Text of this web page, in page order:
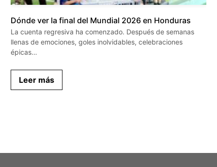
Dónde ver la final del Mundial 2026 en Honduras
La cuenta regresiva ha comenzado. Después de semanas
llenas de emociones, goles inolvidables, celebraciones
épicas…
Leer más